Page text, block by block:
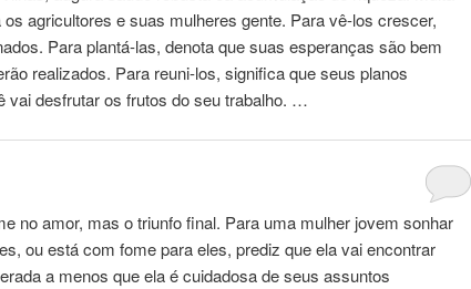
agricultores e suas mulheres gente. Para vê-los crescer,
Para plantá-las, denota que suas esperanças são bem
realizados. Para reuni-los, significa que seus planos
vai desfrutar os frutos do seu trabalho. …
no amor, mas o triunfo final. Para uma mulher jovem sonhar
ou está com fome para eles, prediz que ela vai encontrar
a menos que ela é cuidadosa de seus assuntos